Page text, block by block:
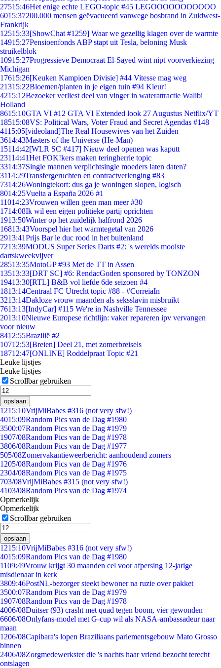
27515:46Het enige echte LEGO-topic #45 LEGOOOOOOOOOOO
6015:37200.000 mensen geëvacueerd vanwege bosbrand in Zuidwest-
Frankrijk
12515:33[ShowChat #1259] Waar we gezellig klagen over de warmte
14915:27Pensioenfonds ABP stapt uit Tesla, beloning Musk
struikelblok
10915:27Progressieve Democraat El-Sayed wint nipt voorverkiezing
Michigan
17615:26[Keuken Kampioen Divisie] #44 Vitesse mag weg
21315:22Bloemen/planten in je eigen tuin #94 Kleur!
4215:12Bezoeker verliest deel van vinger in waterattractie Walibi
Holland
8615:10GTA VI #12 GTA VI Extended look 27 Augustus Netflix/YT
18515:08VS: Political Wars, Voter Fraud and Secret Agendas #148
4115:05[videoland]The Real Housewives van het Zuiden
3614:43Masters of the Universe (He-Man)
15114:42[WLR SC #417] Nieuw deel openen was kaputt
23114:41Het FOK!kers maken teringherrie topic
3314:37Single mannen verplichtsingle moeders laten daten?
3114:29Transfergeruchten en contractverlenging #83
7314:26Woningtekort: dus ga je woningen slopen, logisch
8014:25Vuelta a España 2026 #1
11014:23Vrouwen willen geen man meer #30
1714:08Ik wil een eigen politieke partij oprichten
1913:50Winter op het zuidelijk halfrond 2026
16813:43Voorspel hier het warmtegetal van 2026
2913:41Prijs Bar le duc rood in het buitenland
7213:39MODUS Super Series Darts #2: 's werelds mooiste
dartskweekvijver
28513:35MotoGP #93 Met de TT in Assen
13513:33[DRT SC] #6: RendacGoden sponsored by TONZON
19413:30[RTL] B&B vol liefde 6de seizoen #4
1813:14Centraal FC Utrecht topic #88 - #CorreiaIn
3213:14Dakloze vrouw maanden als seksslavin misbruikt
7613:13[IndyCar] #115 We're in Nashville Tennessee
2013:10Nieuwe Europese richtlijn: vaker repareren ipv vervangen
voor nieuw
8412:55Brazilië #2
10712:53[Breien] Deel 21, met zomerbreisels
18712:47[ONLINE] Roddelpraat Topic #21
Leuke lijstjes
Leuke lijstjes
Scrollbar gebruiken
opslaan
1215:10VrijMiBabes #316 (not very sfw!)
4015:09Random Pics van de Dag #1980
3500:07Random Pics van de Dag #1979
1907/08Random Pics van de Dag #1978
3806/08Random Pics van de Dag #1977
505/08Zomervakantieweerbericht: aanhoudend zomers
1205/08Random Pics van de Dag #1976
2304/08Random Pics van de Dag #1975
703/08VrijMiBabes #315 (not very sfw!)
4103/08Random Pics van de Dag #1974
Opmerkelijk
Opmerkelijk
Scrollbar gebruiken
opslaan
1215:10VrijMiBabes #316 (not very sfw!)
4015:09Random Pics van de Dag #1980
1109:49Vrouw krijgt 30 maanden cel voor afpersing 12-jarige
misdienaar in kerk
3809:46PostNL-bezorger steekt bewoner na ruzie over pakket
3500:07Random Pics van de Dag #1979
1907/08Random Pics van de Dag #1978
4006/08Duitser (93) crasht met quad tegen boom, vier gewonden
6606/08Onlyfans-model met G-cup wil als NASA-ambassadeur naar
maan
1206/08Capibara's lopen Braziliaans parlementsgebouw Mato Grosso
binnen
2406/08Zorgmedewerkster die 's nachts haar vriend bezocht terecht
ontslagen